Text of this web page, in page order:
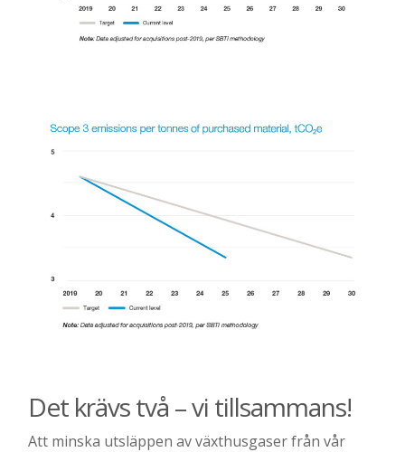
Det krävs två – vi tillsammans!
Att minska utsläppen av växthusgaser från vår